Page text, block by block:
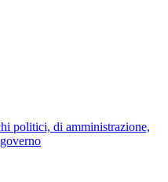
politici, di amministrazione,